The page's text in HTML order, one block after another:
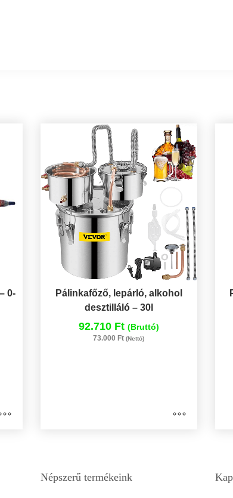
0-
Pálinkafőző, lepárló, alkohol
desztilláló – 30l
92.710 Ft (Bruttó)
73.000 Ft(Nettó)
Népszerű termékeink